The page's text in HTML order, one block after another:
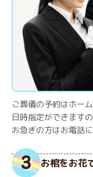
ご葬儀の予約はホー
日時指定ができます
お急ぎの方はお電話
お棺をお花